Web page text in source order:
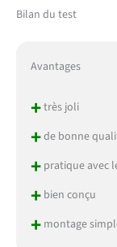
Bilan du test
Avantages
+très joli
+de bonne
+pratique avec
+bien conçu
+montage